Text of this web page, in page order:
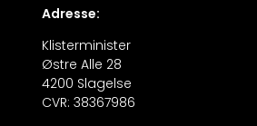
Adresse:
Klisterminister
Østre Alle 28
4200 Slagelse
CVR: 38367986